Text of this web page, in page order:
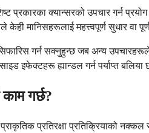
प्रकारका क्यान्सरको उपचार गर्न
मानिसहरूलाई महत्त्वपूर्ण सुधार वा पूर्ण
गर्न सक्नुहुन्छ जब अन्य उपचारहरूले
इफेक्टहरू ह्यान्डल गर्न पर्याप्त
गर्छ?
प्रतिरक्षा प्रतिक्रियाको